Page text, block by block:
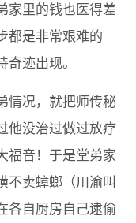
家里的钱也医得差
都是非常艰难的
迹出现。
情况，就把师传秘
他没治过做过放疗
福音！于是堂弟家
不卖蟑螂（川渝叫
各自厨房自己逮偷